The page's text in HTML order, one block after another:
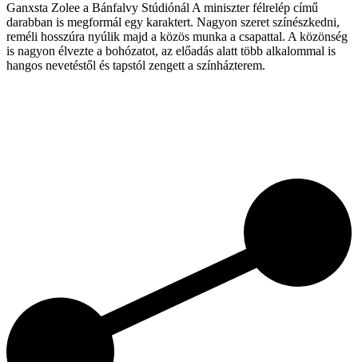
Ganxsta Zolee a Bánfalvy Stúdiónál A miniszter félrelép című
darabban is megformál egy karaktert. Nagyon szeret színészkedni,
reméli hosszúra nyúlik majd a közös munka a csapattal. A közönség
is nagyon élvezte a bohózatot, az előadás alatt több alkalommal is
hangos nevetéstől és tapstól zengett a színházterem.